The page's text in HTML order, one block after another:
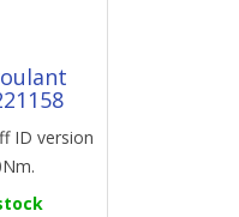
ID version